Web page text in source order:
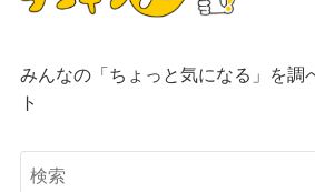
みんなの「ちょっと気になる」を調
ト